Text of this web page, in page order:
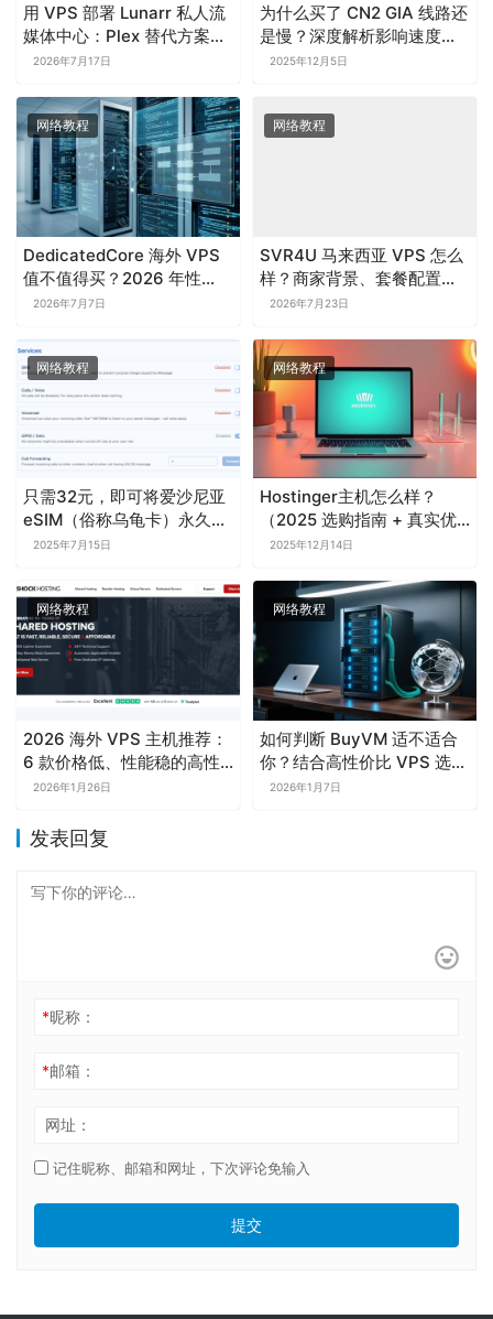
用 VPS 部署 Lunarr 私人流
媒体中心：Plex 替代方案、
配置需求和远程访问安全
2026年7月17日
为什么买了 CN2 GIA 线路还
是慢？深度解析影响速度的
核心因素
2025年12月5日
网络教程
DedicatedCore 海外 VPS
值不值得买？2026 年性
能、线路和入门体验评测
2026年7月7日
网络教程
SVR4U 马来西亚 VPS 怎么
样？商家背景、套餐配置与
网络表现分析
2026年7月23日
网络教程
只需32元，即可将爱沙尼亚
eSIM（俗称乌龟卡）永久使
用，并支持写入实体SIM卡
2025年7月15日
网络教程
Hostinger主机怎么样？
（2025 选购指南 + 真实优
缺点盘点）
2025年12月14日
网络教程
2026 海外 VPS 主机推荐：
6 款价格低、性能稳的高性
价比选择
2026年1月26日
网络教程
如何判断 BuyVM 适不适合
你？结合高性价比 VPS 选型
逻辑的完整使用指南
2026年1月7日
发表回复
*昵称：
*邮箱：
网址：
记住昵称、邮箱和网址，下次评论免输入
提交